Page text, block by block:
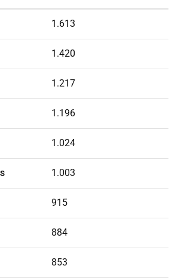
1.613
1.420
1.217
1.196
1.024
1.003
915
884
853